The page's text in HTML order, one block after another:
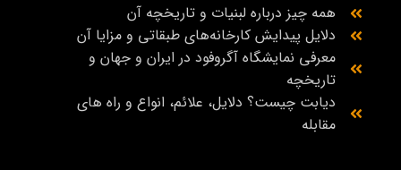
همه چیز درباره لبنیات و تاریخچه آن
دلایل پیدایش کارخانه‌های طبقاتی و مزایا آن
معرفی نمایشگاه آگروفود در ایران و جهان و
تاریخچه
دیابت چیست؟ دلایل، علائم، انواع و راه‌ های
مقابله